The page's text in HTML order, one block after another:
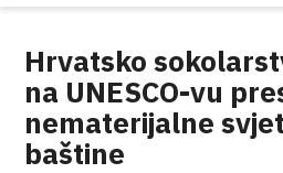
Hrvatsko
na UNESCO-vu
nematerijalne
baštine